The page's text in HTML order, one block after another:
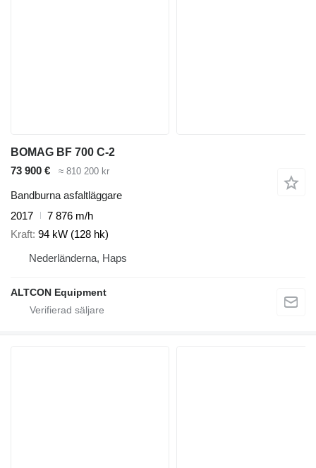
BOMAG BF 700 C-2
73 900 €
≈ 810 200 kr
Bandburna asfaltläggare
2017
7 876 m/h
Kraft 94 kW (128 hk)
Nederländerna, Haps
ALTCON Equipment